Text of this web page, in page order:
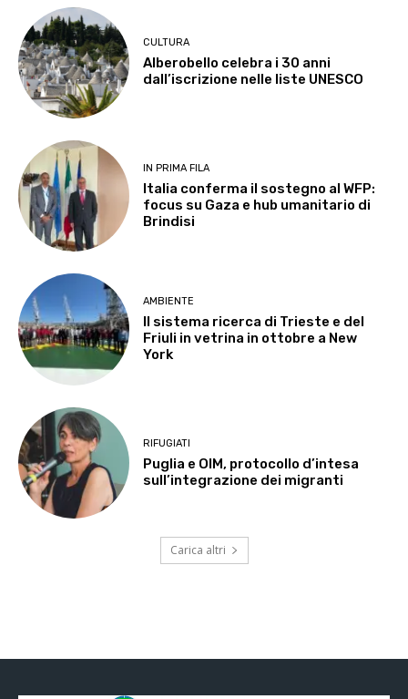
CULTURA
Alberobello celebra i 30 anni
dall’iscrizione nelle liste UNESCO
IN PRIMA FILA
Italia conferma il sostegno al WFP:
focus su Gaza e hub umanitario di
Brindisi
AMBIENTE
Il sistema ricerca di Trieste e del
Friuli in vetrina in ottobre a New
York
RIFUGIATI
Puglia e OIM, protocollo d’intesa
sull’integrazione dei migranti
Carica altri